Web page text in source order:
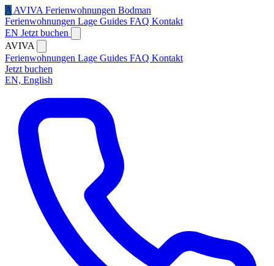
A AVIVA Ferienwohnungen Bodman
Ferienwohnungen Lage Guides FAQ Kontakt
EN Jetzt buchen
AVIVA
Ferienwohnungen Lage Guides FAQ Kontakt
Jetzt buchen
EN, English